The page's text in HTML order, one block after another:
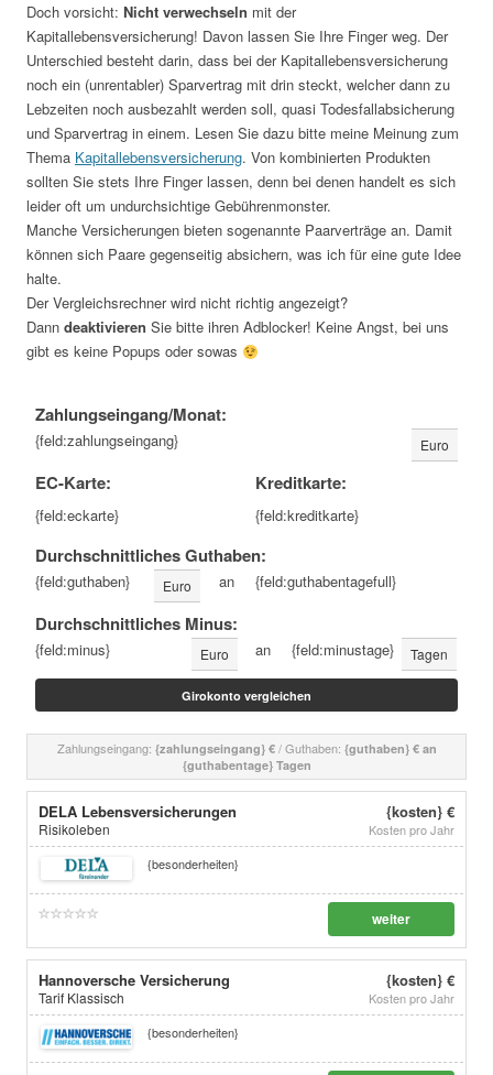
Doch vorsicht: Nicht verwechseln mit der
Kapitallebensversicherung! Davon lassen Sie Ihre Finger weg. Der
Unterschied besteht darin, dass bei der Kapitallebensversicherung
noch ein (unrentabler) Sparvertrag mit drin steckt, welcher dann zu
Lebzeiten noch ausbezahlt werden soll, quasi Todesfallabsicherung
und Sparvertrag in einem. Lesen Sie dazu bitte meine Meinung zum
Thema Kapitallebensversicherung. Von kombinierten Produkten
sollten Sie stets Ihre Finger lassen, denn bei denen handelt es sich
leider oft um undurchsichtige Gebührenmonster.
Manche Versicherungen bieten sogenannte Paarverträge an. Damit
können sich Paare gegenseitig absichern, was ich für eine gute Idee
halte.
Der Vergleichsrechner wird nicht richtig angezeigt?
Dann deaktivieren Sie bitte ihren Adblocker! Keine Angst, bei uns
gibt es keine Popups oder sowas
Zahlungseingang/Monat:
{feld:zahlungseingang} Euro
EC-Karte:
{feld:eckarte}
Kreditkarte:
{feld:kreditkarte}
Durchschnittliches Guthaben:
{feld:guthaben} Euro an {feld:guthabentagefull}
Durchschnittliches Minus:
{feld:minus} Euro an {feld:minustage} Tagen
Zahlungseingang: {zahlungseingang} €/ Guthaben: {guthaben} € an
{guthabentage} Tagen
DELA Lebensversicherungen
Risikoleben
{kosten} €
Kosten pro Jahr
{besonderheiten}
weiter
Hannoversche Versicherung
Tarif Klassisch
{kosten} €
Kosten pro Jahr
{besonderheiten}